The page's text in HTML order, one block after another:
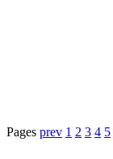
Pages prev 1 2 3 4 5